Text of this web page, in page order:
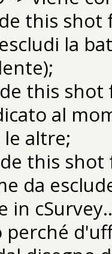
this
la
this
al
altre;
this
da
in
perché